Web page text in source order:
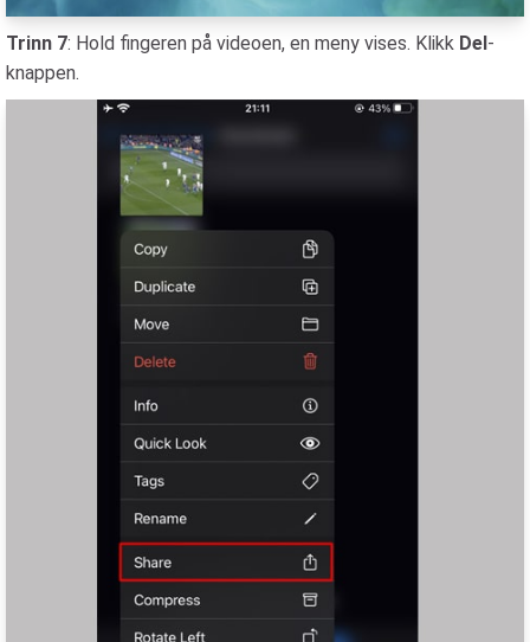
Trinn 7: Hold fingeren på videoen, en meny vises. Klikk Del-
knappen.